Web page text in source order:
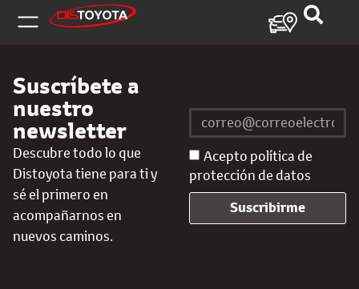
Suscríbete a
nuestro
newsletter
Descubre todo lo que
Distoyota tiene para ti y
sé el primero en
acompañarnos en
nuevos caminos.
Acepto política de
protección de datos
Suscribirme